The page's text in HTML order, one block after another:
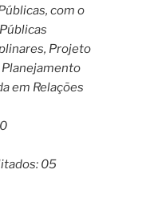
com o
Projeto
Planejamento
em Relações
05